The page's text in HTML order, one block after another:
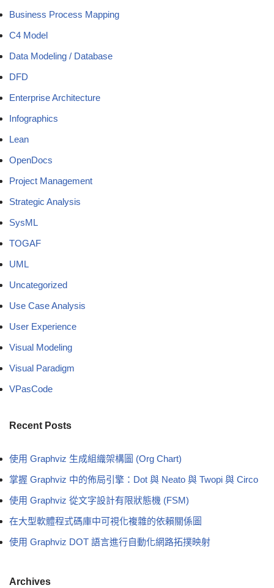
Business Process Mapping
C4 Model
Data Modeling / Database
DFD
Enterprise Architecture
Infographics
Lean
OpenDocs
Project Management
Strategic Analysis
SysML
TOGAF
UML
Uncategorized
Use Case Analysis
User Experience
Visual Modeling
Visual Paradigm
VPasCode
Recent Posts
使用 Graphviz 生成組織架構圖 (Org Chart)
掌握 Graphviz 中的佈局引擎：Dot 與 Neato 與 Twopi 與 Circo
使用 Graphviz 從文字設計有限狀態機 (FSM)
在大型軟體程式碼庫中可視化複雜的依賴關係圖
使用 Graphviz DOT 語言進行自動化網路拓撲映射
Archives